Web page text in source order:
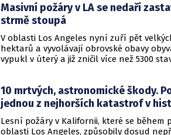
žádný vodní systém na světě.
Masivní požáry v LA se nedaří
strmě stoupá
V oblasti Los Angeles nyní zuří pět
hektarů a vyvolávají obrovské obavy
vypukl v úterý a již zničil více než 5300
10 mrtvých, astronomické škody.
jednou z nejhorších katastrof v
Lesní požáry v Kalifornii, které se
oblasti Los Angeles, způsobily dosud